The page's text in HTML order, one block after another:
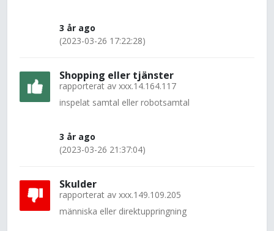
3 år ago
(2023-03-26 17:22:28)
Shopping eller tjänster
rapporterat av xxx.14.164.117
inspelat samtal eller robotsamtal
3 år ago
(2023-03-26 21:37:04)
Skulder
rapporterat av xxx.149.109.205
människa eller direktuppringning